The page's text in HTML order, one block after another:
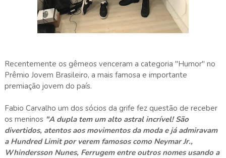
Recentemente os gêmeos venceram a categoria "Humor" no
Prêmio Jovem Brasileiro, a mais famosa e importante
premiação jovem do país.
Fabio Carvalho um dos sócios da grife fez questão de receber
os meninos "A dupla tem um alto astral incrível! São
divertidos, atentos aos movimentos da moda e já admiravam
a Hundred Limit por verem famosos como Neymar Jr.,
Whindersson Nunes, Ferrugem entre outros nomes usando a